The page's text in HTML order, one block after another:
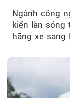
Ngành công
kiến làn sóng
hãng xe sang